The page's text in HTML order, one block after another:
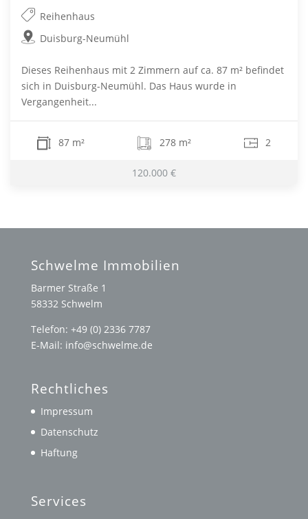
Reihenhaus
Duisburg-Neumühl
Dieses Reihenhaus mit 2 Zimmern auf ca. 87 m² befindet
sich in Duisburg-Neumühl. Das Haus wurde in
Vergangenheit...
87 m² 278 m² 2
120.000 €
Schwelme Immobilien
Barmer Straße 1
58332 Schwelm
Telefon: +49 (0) 2336 7787
E-Mail: info@schwelme.de
Rechtliches
Impressum
Datenschutz
Haftung
Services